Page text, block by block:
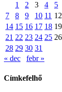
1
2 3 4 5
7
8 9 10 11 12
14 15 16 17 18 19
21 22 23 24 25 26
28 29 30 31
« dec
febr »
Címkefelhő